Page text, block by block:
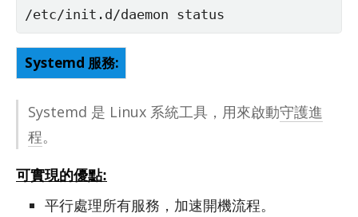
/etc/init.d/daemon status
Systemd 服務:
Sys­temd 是 Linux 系統工具，用來啟動守護進
程。
可實現的優點:
平行處理所有服務，加速開機流程。